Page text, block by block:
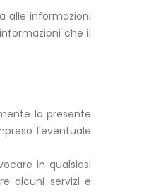
alle informazioni
che il
la presente
l'eventuale
in qualsiasi
alcuni servizi e